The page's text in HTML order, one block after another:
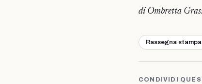
di Ombretta
Rassegna stampa
CONDIVIDI